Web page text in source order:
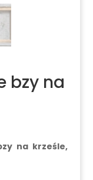
bzy na
na krześle,